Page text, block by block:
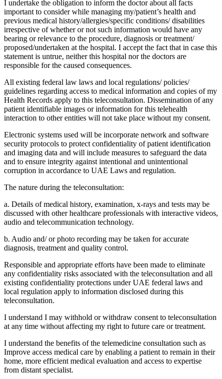
I undertake the obligation to inform the doctor about all facts
important to consider while managing my/patient’s health and
previous medical history/allergies/specific conditions/ disabilities
irrespective of whether or not such information would have any
bearing or relevance to the procedure, diagnosis or treatment/
proposed/undertaken at the hospital. I accept the fact that in case this
statement is untrue, neither this hospital nor the doctors are
responsible for the caused consequences.
All existing federal law laws and local regulations/ policies/
guidelines regarding access to medical information and copies of my
Health Records apply to this teleconsultation. Dissemination of any
patient identifiable images or information for this telehealth
interaction to other entities will not take place without my consent.
Electronic systems used will be incorporate network and software
security protocols to protect confidentiality of patient identification
and imaging data and will include measures to safeguard the data
and to ensure integrity against intentional and unintentional
corruption in accordance to UAE Laws and regulation.
The nature during the teleconsultation:
a. Details of medical history, examination, x-rays and tests may be
discussed with other healthcare professionals with interactive videos,
audio and telecommunication technology.
b. Audio and/ or photo recording may be taken for accurate
diagnosis, treatment and quality control.
Responsible and appropriate efforts have been made to eliminate
any confidentiality risks associated with the teleconsultation and all
existing confidentiality protections under UAE federal laws and
local regulation apply to information disclosed during this
teleconsultation.
I understand I may withhold or withdraw consent to teleconsultation
at any time without affecting my right to future care or treatment.
I understand the benefits of the telemedicine consultation such as
Improve access medical care by enabling a patient to remain in their
home, more efficient medical evaluation and access to expertise
from distant specialist.